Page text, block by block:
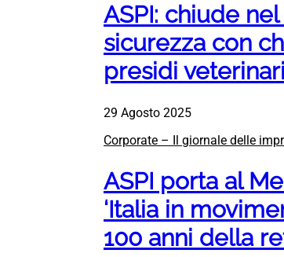
ASPI: chiude
sicurezza con
presidi veterinari
29 Agosto 2025
Corporate – Il giornale delle
ASPI porta al
‘Italia in
100 anni della